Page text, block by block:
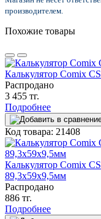
производителем.
Похожие товары
Калькулятор Comix
Распродано
3 455 тг.
Подробнее
Код товара: 21408
Калькулятор Comix
89,3х59х9,5мм
Распродано
886 тг.
Подробнее